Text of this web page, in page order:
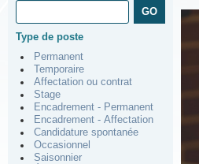
Type de poste
Permanent
Temporaire
Affectation ou contrat
Stage
Encadrement - Permanent
Encadrement - Affectation
Candidature spontanée
Occasionnel
Saisonnier